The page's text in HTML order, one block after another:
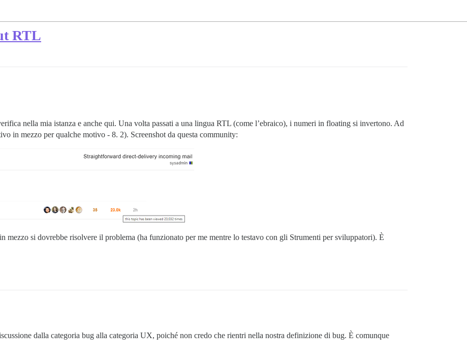
RTL
nella mia istanza e anche qui. Una volta passati a una lingua RTL (come l’ebraico), i numeri in floating si invertono. Ad
in mezzo per qualche motivo - 8. 2). Screenshot da questa community:
mezzo si dovrebbe risolvere il problema (ha funzionato per me mentre lo testavo con gli Strumenti per sviluppatori). È
dalla categoria bug alla categoria UX, poiché non credo che rientri nella nostra definizione di bug. È comunque